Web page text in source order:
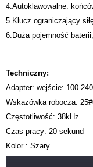
4.Autoklawowalne:
5.Klucz ograniczający
6.Duża pojemność
Techniczny:
Adapter: wejście: 100-
Wskazówka robocza:
Częstotliwość: 38kHz
Czas pracy: 20 sekund
Kolor : Szary